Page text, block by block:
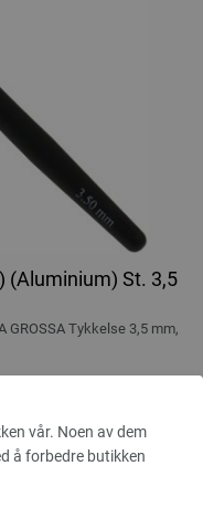
vår. Noen av dem
å forbedre butikken
(Aluminium) St. 3,5
GROSSA Tykkelse 3,5 mm,